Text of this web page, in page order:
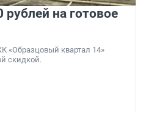
на готовое
«Образцовый квартал 14»
скидкой.